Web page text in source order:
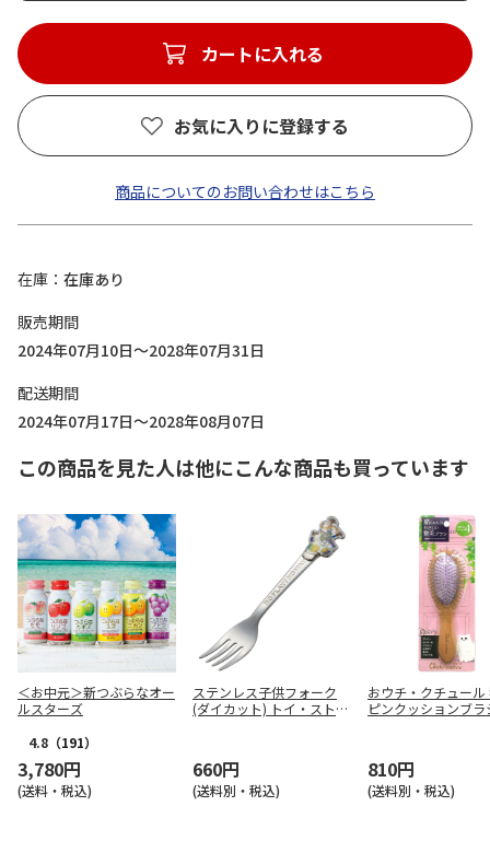
カートに入れる
お気に入りに登録する
商品についてのお問い合わせはこちら
在庫
在庫あり
販売期間
2024年07月10日～2028年07月31日
配送期間
2024年07月17日～2028年08月07日
この商品を見た人は他にこんな商品も買っています
＜お中元＞新つぶらなオー
ルスターズ
4.8 （191）
3,780円
(送料・税込)
ステンレス子供フォーク
(ダイカット) トイ・ストー
660円
(送料別・税込)
おウチ・クチュール
ピンクッションブラ
810円
(送料別・税込)